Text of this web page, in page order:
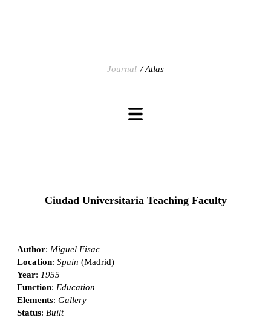
Journal Atlas
Ciudad Universitaria Teaching Faculty
Author: Miguel Fisac
Location: Spain (Madrid)
Year: 1955
Function: Education
Elements: Gallery
Status: Built